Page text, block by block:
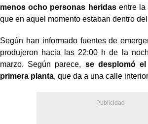
menos ocho personas heridasentre la
que en aquel momento estaban dentro
Según han informado fuentes de
produjeron hacia las 22:00 h de la
marzo. Según parece, se desplomó
primera planta, que da a una calle